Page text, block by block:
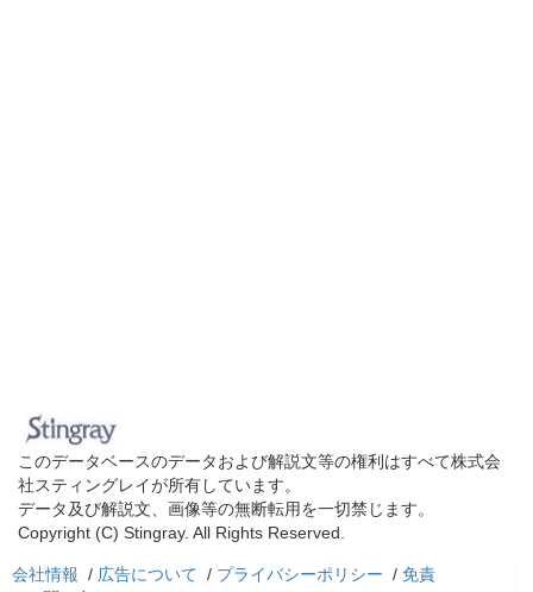
このデータベースのデータおよび解説文等の権利はすべて株式会
社スティングレイが所有しています。
データ及び解説文、画像等の無断転用を一切禁じます。
Copyright (C) Stingray. All Rights Reserved.
会社情報 / 広告について / プライバシーポリシー / 免責